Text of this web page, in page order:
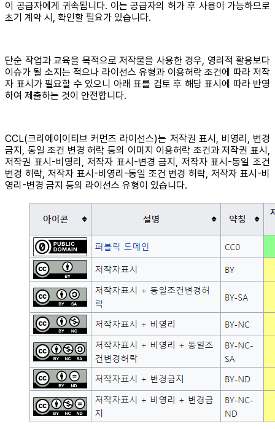
이 공급자에게 귀속됩니다. 이는 공급자의 허가 후 사용이 가능하므로
초기 계약 시, 확인할 필요가 있습니다.
단순 작업과 교육을 목적으로 저작물을 사용한 경우, 영리적 활용보다
이슈가 될 소지는 적으나 라이선스 유형과 이용허락 조건에 따라 저작
자 표시가 필요할 수 있으니 아래 표를 검토 후 해당 표시에 따라 반영
하여 제출하는 것이 안전합니다.
CCL(크리에이이티브 커먼즈 라이선스)는 저작권 표시, 비영리, 변경
금지, 동일 조건 변경 허락 등의 이미지 이용허락 조건과 저작권 표시,
저작권 표시-비영리, 저작자 표시-변경 금지, 저작자 표시-동일 조건
변경 허락, 저작자 표시-비영리-동일 조건 변경 허락, 저작자 표시-비
영리-변경 금지 등의 라이선스 유형이 있습니다.